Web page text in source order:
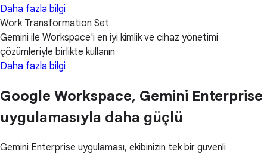
Daha fazla bilgi
Work Transformation Set
Gemini ile Workspace'i en iyi kimlik ve cihaz yönetimi
çözümleriyle birlikte kullanın
Daha fazla bilgi
Google Workspace, Gemini Enterprise
uygulamasıyla daha güçlü
Gemini Enterprise uygulaması, ekibinizin tek bir güvenli